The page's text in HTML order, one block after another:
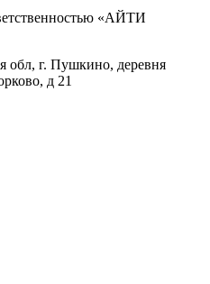
«АЙТИ
обл, г. Пушкино, деревня
д 21